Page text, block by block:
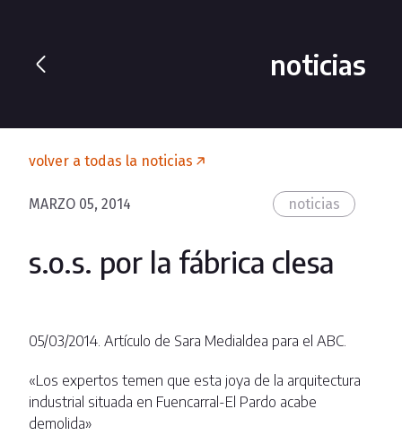
noticias
volver a todas la noticias
MARZO 05, 2014 noticias
s.o.s. por la fábrica clesa
05/03/2014. Artículo de Sara Medialdea para el ABC.
«Los expertos temen que esta joya de la arquitectura
industrial situada en Fuencarral-El Pardo acabe
demolida»